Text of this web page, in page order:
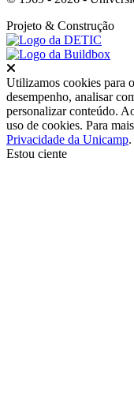
Projeto & Construção
Utilizamos cookies para
desempenho, analisar
personalizar conteúdo.
uso de cookies. Para
Privacidade da Unicamp.
Estou ciente